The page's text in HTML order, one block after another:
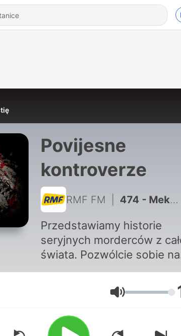
Povijesne
kontroverze
RMF FM 474 - Meksykański Kuba Rozpruwacz. Kim był El Chalequero?
Przedstawiamy historie
seryjnych morderców z
świata. Pozwólcie sobie na
kilka minut grozy i
o najstraszniejszych
zabójstwach, które
wstrząsnęły całym światem.
Czyta Przemysław Skowron.
Jačina zvuka